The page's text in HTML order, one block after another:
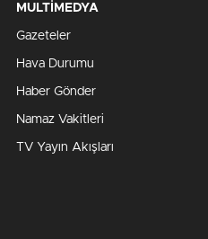
MULTİMEDYA
Gazeteler
Hava Durumu
Haber Gönder
Namaz Vakitleri
TV Yayın Akışları